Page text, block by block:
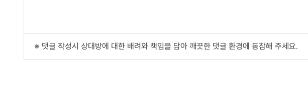
※ 댓글 작성시 상대방에 대한 배려와 책임을 담아 깨끗한 댓글 환경에 동참해 주세요.